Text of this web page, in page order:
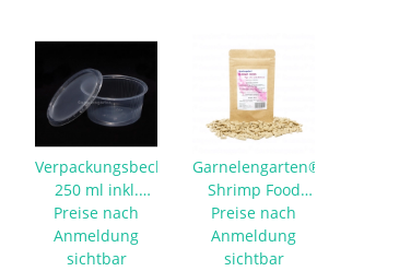
Verpackungsbecher
250 ml inkl.
Deckel - 10
Stück
Preise nach
Anmeldung
sichtbar
Garnelengarten®
Shrimp Food
Type Ant with
Calcium 30 g
Preise nach
Anmeldung
sichtbar